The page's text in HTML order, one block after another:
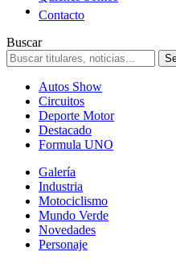
Contacto
Buscar
Autos Show
Circuitos
Deporte Motor
Destacado
Formula UNO
Galería
Industria
Motociclismo
Mundo Verde
Novedades
Personaje